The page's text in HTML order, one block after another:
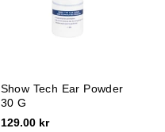
Show Tech Ear Powder
30 G
129.00 kr